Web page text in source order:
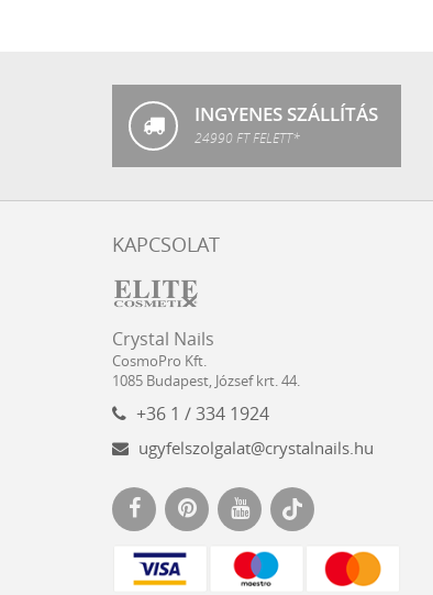
INGYENES SZÁLLÍTÁS
24990 FT FELETT*
KAPCSOLAT
Nails
Kft.
Crystal Nails
CosmoPro Kft.
1085 Budapest, József krt. 44.
+36 1 / 334 1924
ugyfelszolgalat@crystalnails.hu